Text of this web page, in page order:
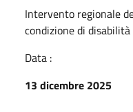
Intervento regionale
condizione di
Data :
13 dicembre 2025